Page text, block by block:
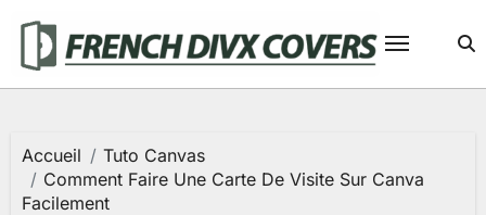
contenu
Accueil
Tuto Canvas
Comment Faire Une Carte De Visite Sur Canva
Facilement